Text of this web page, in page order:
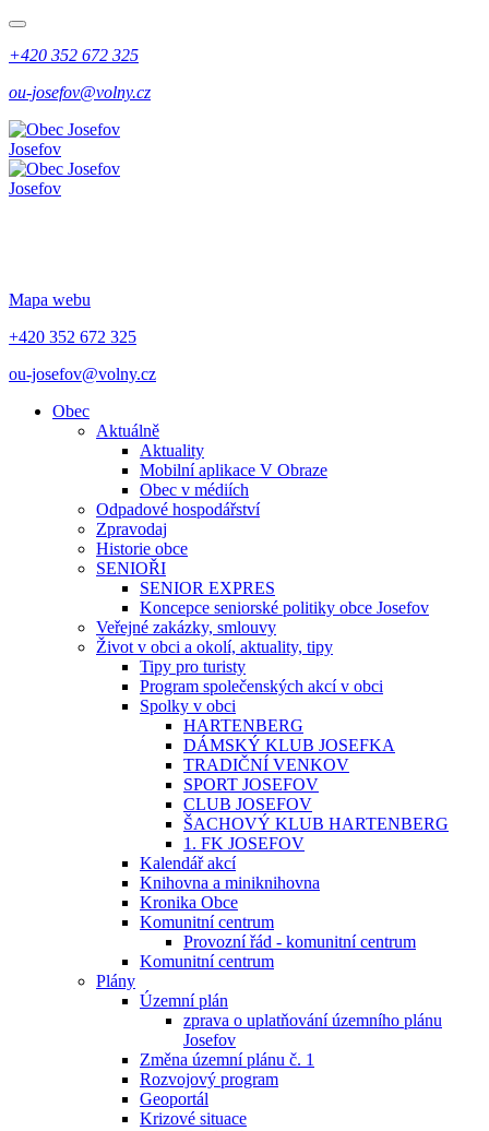
+420 352 672 325
ou-josefov@volny.cz
Josefov
Josefov
Mapa webu
+420 352 672 325
ou-josefov@volny.cz
Obec
Aktuálně
Aktuality
Mobilní aplikace V Obraze
Obec v médiích
Odpadové hospodářství
Zpravodaj
Historie obce
SENIOŘI
SENIOR EXPRES
Koncepce seniorské politiky obce Josefov
Veřejné zakázky, smlouvy
Život v obci a okolí, aktuality, tipy
Tipy pro turisty
Program společenských akcí v obci
Spolky v obci
HARTENBERG
DÁMSKÝ KLUB JOSEFKA
TRADIČNÍ VENKOV
SPORT JOSEFOV
CLUB JOSEFOV
ŠACHOVÝ KLUB HARTENBERG
1. FK JOSEFOV
Kalendář akcí
Knihovna a miniknihovna
Kronika Obce
Komunitní centrum
Provozní řád - komunitní centrum
Komunitní centrum
Plány
Územní plán
zprava o uplatňování územního plánu
Josefov
Změna územní plánu č. 1
Rozvojový program
Geoportál
Krizové situace